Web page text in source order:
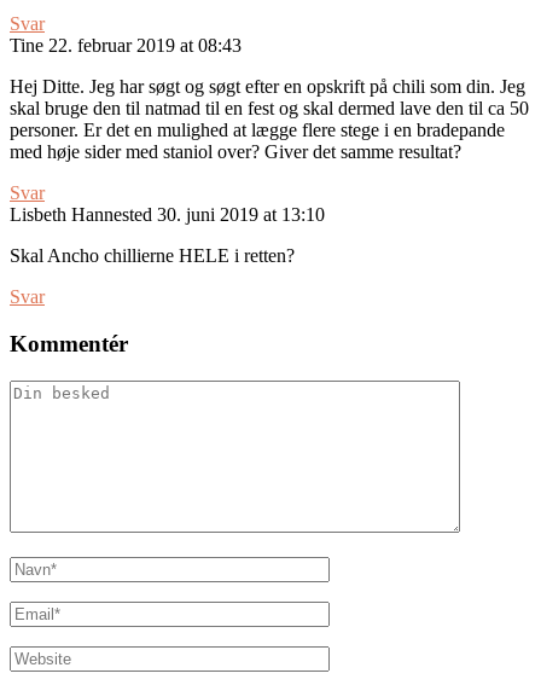
Svar
Tine 22. februar 2019 at 08:43
Hej Ditte. Jeg har søgt og søgt efter en opskrift på chili som din. Jeg
skal bruge den til natmad til en fest og skal dermed lave den til ca 50
personer. Er det en mulighed at lægge flere stege i en bradepande
med høje sider med staniol over? Giver det samme resultat?
Svar
Lisbeth Hannested 30. juni 2019 at 13:10
Skal Ancho chillierne HELE i retten?
Svar
Kommentér